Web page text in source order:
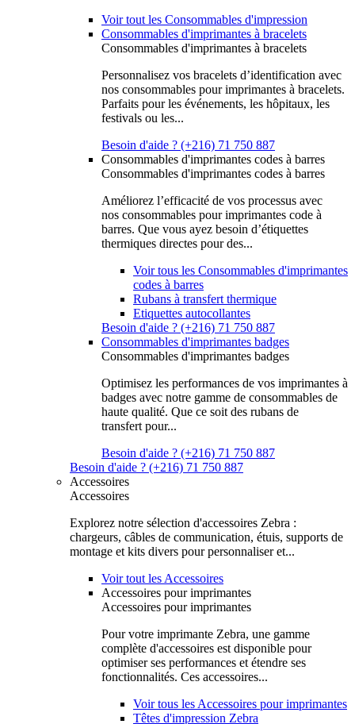
Voir tout les Consommables d'impression
Consommables d'imprimantes à bracelets
Consommables d'imprimantes à bracelets
Personnalisez vos bracelets d’identification avec
nos consommables pour imprimantes à bracelets.
Parfaits pour les événements, les hôpitaux, les
festivals ou les...
Besoin d'aide ? (+216) 71 750 887
Consommables d'imprimantes codes à barres
Consommables d'imprimantes codes à barres
Améliorez l’efficacité de vos processus avec
nos consommables pour imprimantes code à
barres. Que vous ayez besoin d’étiquettes
thermiques directes pour des...
Voir tous les Consommables d'imprimantes
codes à barres
Rubans à transfert thermique
Etiquettes autocollantes
Besoin d'aide ? (+216) 71 750 887
Consommables d'imprimantes badges
Consommables d'imprimantes badges
Optimisez les performances de vos imprimantes à
badges avec notre gamme de consommables de
haute qualité. Que ce soit des rubans de
transfert pour...
Besoin d'aide ? (+216) 71 750 887
Besoin d'aide ? (+216) 71 750 887
Accessoires
Accessoires
Explorez notre sélection d'accessoires Zebra :
chargeurs, câbles de communication, étuis, supports de
montage et kits divers pour personnaliser et...
Voir tout les Accessoires
Accessoires pour imprimantes
Accessoires pour imprimantes
Pour votre imprimante Zebra, une gamme
complète d'accessoires est disponible pour
optimiser ses performances et étendre ses
fonctionnalités. Ces accessoires...
Voir tous les Accessoires pour imprimantes
Têtes d'impression Zebra